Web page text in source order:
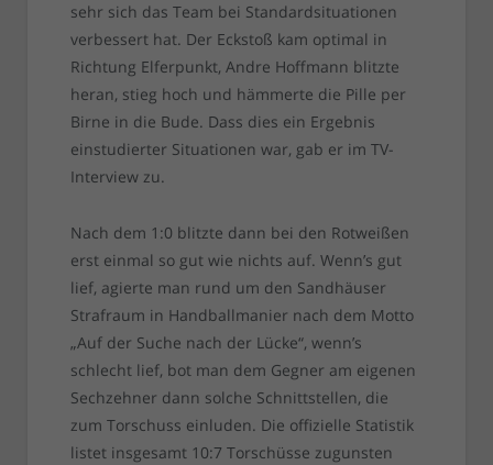
sehr sich das Team bei Standardsituationen
verbessert hat. Der Eckstoß kam optimal in
Richtung Elferpunkt, Andre Hoffmann blitzte
heran, stieg hoch und hämmerte die Pille per
Birne in die Bude. Dass dies ein Ergebnis
einstudierter Situationen war, gab er im TV-
Interview zu.
Nach dem 1:0 blitzte dann bei den Rotweißen
erst einmal so gut wie nichts auf. Wenn’s gut
lief, agierte man rund um den Sandhäuser
Strafraum in Handballmanier nach dem Motto
„Auf der Suche nach der Lücke“, wenn’s
schlecht lief, bot man dem Gegner am eigenen
Sechzehner dann solche Schnittstellen, die
zum Torschuss einluden. Die offizielle Statistik
listet insgesamt 10:7 Torschüsse zugunsten